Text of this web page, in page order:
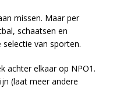
missen. Maar per
schaatsen en
van sporten.
achter elkaar op NPO1.
(laat meer andere